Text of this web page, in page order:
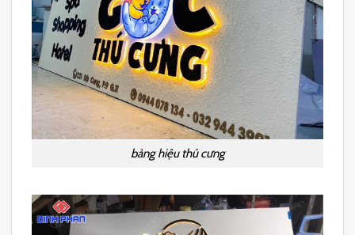
bảng hiệu thú cưng